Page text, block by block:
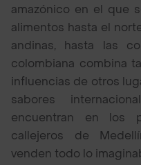
amazónico en el que
alimentos hasta el
andinas, hasta las
colombiana combina
influencias de otros
sabores
encuentran en los
callejeros de
venden todo lo